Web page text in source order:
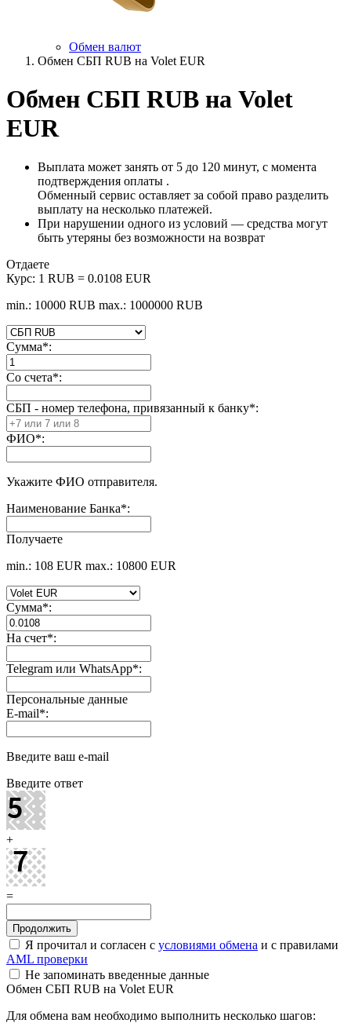
Обмен валют
Обмен СБП RUB на Volet EUR
Обмен СБП RUB на Volet
EUR
Выплата может занять от 5 до 120 минут, с момента
подтверждения оплаты .
Обменный сервис оставляет за собой право разделить
выплату на несколько платежей.
При нарушении одного из условий — средства могут
быть утеряны без возможности на возврат
Отдаете
Курс: 1 RUB = 0.0108 EUR
min.: 10000 RUB max.: 1000000 RUB
Сумма*:
Со счета*:
СБП - номер телефона, привязанный к банку*:
ФИО*:
Укажите ФИО отправителя.
Наименование Банка*:
Получаете
min.: 108 EUR max.: 10800 EUR
Сумма*:
На счет*:
Telegram или WhatsApp*:
Персональные данные
E-mail*:
Введите ваш e-mail
Введите ответ
+
=
Я прочитал и согласен с условиями обмена и с правилами
AML проверки
Не запоминать введенные данные
Обмен СБП RUB на Volet EUR
Для обмена вам необходимо выполнить несколько шагов: